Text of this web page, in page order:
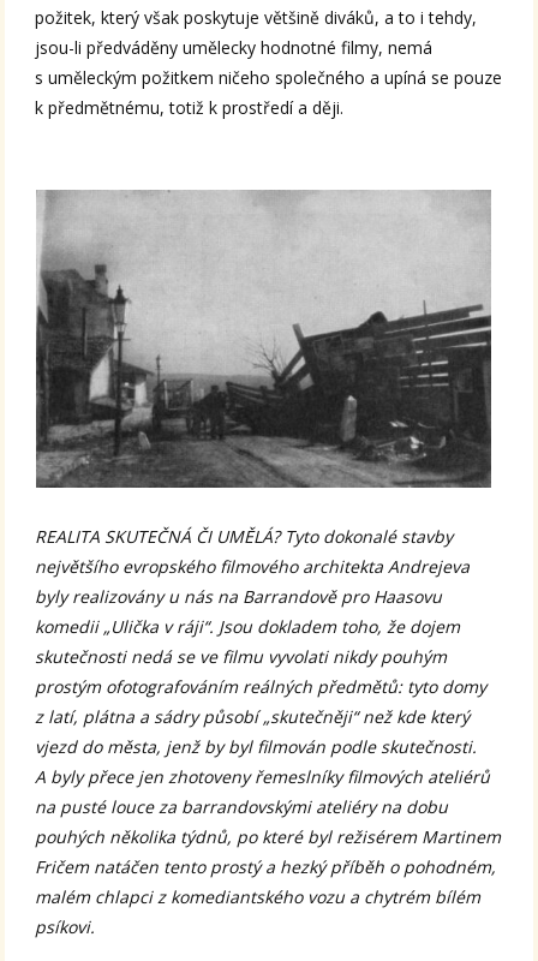
požitek, který však poskytuje většině diváků, a to i tehdy,
jsou-li předváděny umělecky hodnotné filmy, nemá
s uměleckým požitkem ničeho společného a upíná se pouze
k předmětnému, totiž k prostředí a ději.
REALITA SKUTEČNÁ ČI UMĚLÁ? Tyto dokonalé stavby
největšího evropského filmového architekta Andrejeva
byly realizovány u nás na Barrandově pro Haasovu
komedii „Ulička v ráji“. Jsou dokladem toho, že dojem
skutečnosti nedá se ve filmu vyvolati nikdy pouhým
prostým ofotografováním reálných předmětů: tyto domy
z latí, plátna a sádry působí „skutečněji“ než kde který
vjezd do města, jenž by byl filmován podle skutečnosti.
A byly přece jen zhotoveny řemeslníky filmových ateliérů
na pusté louce za barrandovskými ateliéry na dobu
pouhých několika týdnů, po které byl režisérem Martinem
Fričem natáčen tento prostý a hezký příběh o pohodném,
malém chlapci z komediantského vozu a chytrém bílém
psíkovi.